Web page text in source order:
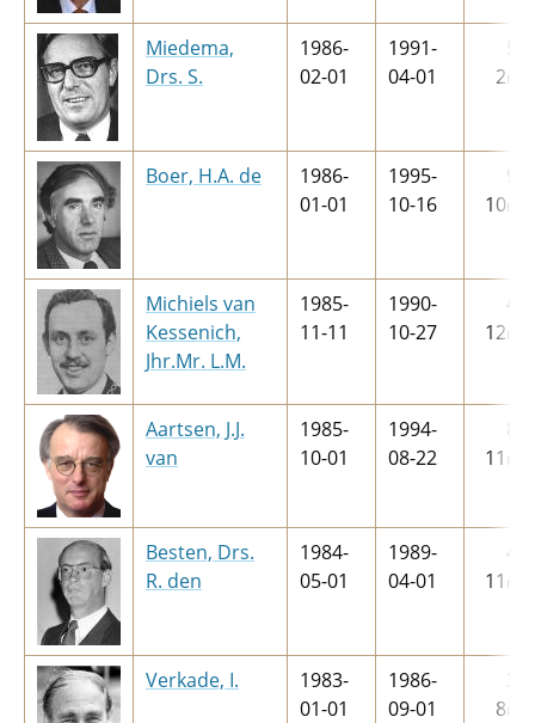
Miedema,
Drs. S.
1986-
02-01
1991-
04-01
2m
Boer, H.A. de
1986-
01-01
1995-
10-16
9
10m
Michiels van
Kessenich,
Jhr.Mr. L.M.
1985-
11-11
1990-
10-27
4
12m
Aartsen, J.J.
van
1985-
10-01
1994-
08-22
8
11 m
Besten, Drs.
R. den
1984-
05-01
1989-
04-01
4
11 m
Verkade, I.
1983-
01-01
1986-
09-01
3
8m